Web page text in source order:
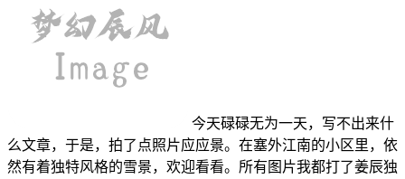
今天碌碌无为一天，写不出来什
么文章，于是，拍了点照片应应景。在塞外江南的小区里，依
然有着独特风格的雪景，欢迎看看。所有图片我都打了姜辰独